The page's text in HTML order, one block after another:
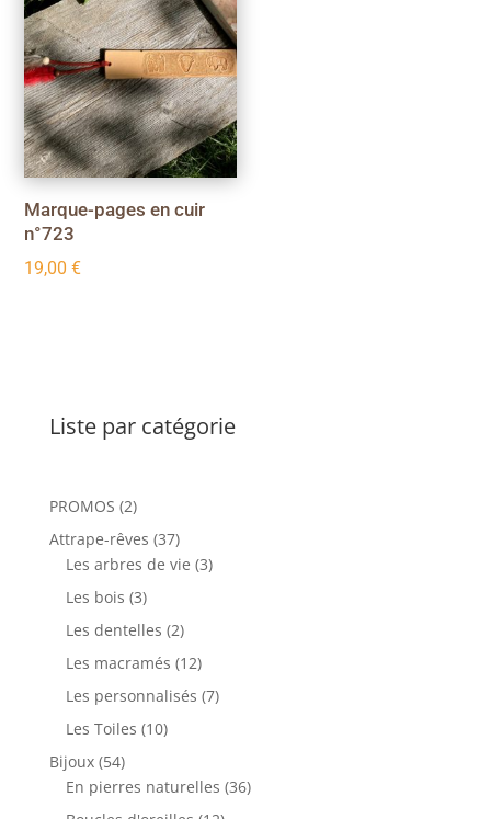
Marque-pages en cuir
n°723
19,00€
Liste par catégorie
PROMOS 22
produits
Attrape-rêves 3737
produits
Les arbres de vie 33
Les bois 33
produits
Les dentelles 22
produits
Les macramés 1212
produits
Les personnalisés 77
Les Toiles 1010
Bijoux 5454
produits
En pierres naturelles 3636